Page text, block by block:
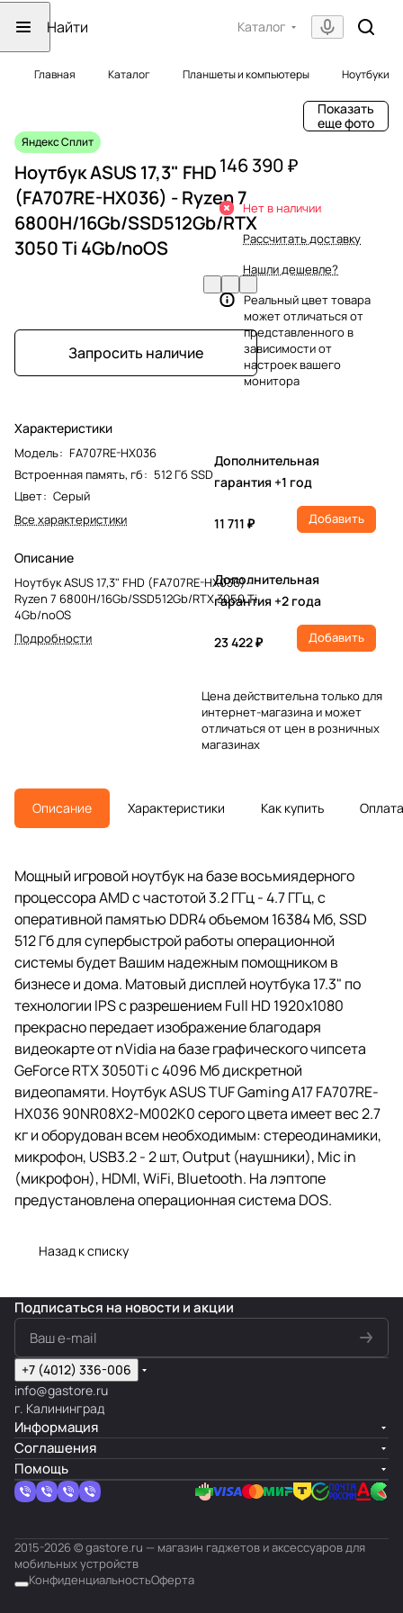
Каталог
Главная Каталог Планшеты и компьютеры Ноутбуки
Показать
еще фото
Яндекс Сплит
Ноутбук ASUS 17,3" FHD
(FA707RE-HX036) - Ryzen 7
6800H/16Gb/SSD512Gb/RTX
3050 Ti 4Gb/noOS
Запросить наличие
Характеристики
Модель: FA707RE-HX036
Встроенная память, гб: 512 Гб SSD
Цвет: Серый
Все характеристики
Описание
Ноутбук ASUS 17,3" FHD (FA707RE-HX036) -
Ryzen 7 6800H/16Gb/SSD512Gb/RTX 3050 Ti
4Gb/noOS
Подробности
146 390 ₽
Нет в наличии
Рассчитать доставку
Нашли дешевле?
Реальный цвет товара
может отличаться от
представленного в
зависимости от
настроек вашего
монитора
Дополнительная
гарантия +1 год
11 711 ₽ Добавить
Дополнительная
гарантия +2 года
23 422 ₽ Добавить
Цена действительна только для
интернет-магазина и может
отличаться от цен в розничных
магазинах
Описание Характеристики Как купить Оплата
Мощный игровой ноутбук на базе восьмиядерного
процессора AMD с частотой 3.2 ГГц - 4.7 ГГц, с
оперативной памятью DDR4 объемом 16384 Мб, SSD
512 Гб для супербыстрой работы операционной
системы будет Вашим надежным помощником в
бизнесе и дома. Матовый дисплей ноутбука 17.3" по
технологии IPS с разрешением Full HD 1920x1080
прекрасно передает изображение благодаря
видеокарте от nVidia на базе графического чипсета
GeForce RTX 3050Ti с 4096 Мб дискретной
видеопамяти. Ноутбук ASUS TUF Gaming A17 FA707RE-
HX036 90NR08X2-M002K0 серого цвета имеет вес 2.7
кг и оборудован всем необходимым: стереодинамики,
микрофон, USB3.2 - 2 шт, Output (наушники), Mic in
(микрофон), HDMI, WiFi, Bluetooth. На лэптопе
предустановлена операционная система DOS.
Назад к списку
Подписаться на новости и акции
+7 (4012) 336-006
info@gastore.ru
г. Калининград
Информация
Соглашения
Помощь
2015-2026 © gastore.ru — магазин гаджетов и аксессуаров для
мобильных устройств
КонфиденциальностьОферта